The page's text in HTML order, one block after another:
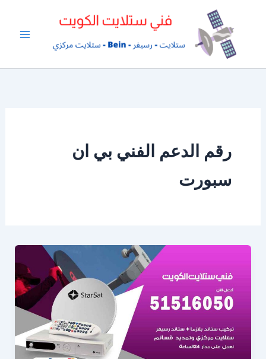
رقم الدعم الفني بي ان
سبورت